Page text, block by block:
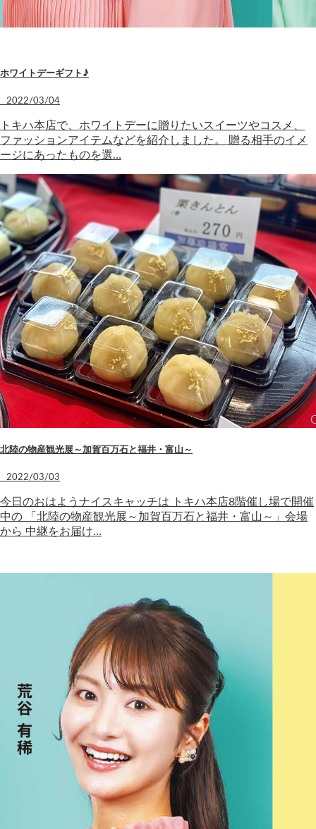
ホワイトデーギフト♪
2022/03/04
トキハ本店で、ホワイトデーに贈りたいスイーツやコスメ、
ファッションアイテムなどを紹介しました。 贈る相手のイメ
ージにあったものを選…
北陸の物産観光展～加賀百万石と福井・富山～
2022/03/03
今日のおはようナイスキャッチは トキハ本店8階催し場で開催
中の 「北陸の物産観光展～加賀百万石と福井・富山～」会場
から 中継をお届け…